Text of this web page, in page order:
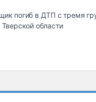
погиб в ДТП с тремя
области